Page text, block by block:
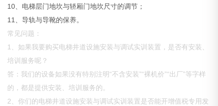
10、电梯层门地坎与轿厢门地坎尺寸的调节；
11、导轨与导靴的保养。
常见问题：
1、如果我要购买电梯井道设施安装与调试实训装置，是否有安装、
培训服务呢？
答：我们的设备如果没有特别注明“不含安装”“裸机价”“出厂”等字样
的，都是提供安装、培训服务的。
2、你们的电梯井道设施安装与调试实训装置是否能开增值税专用发